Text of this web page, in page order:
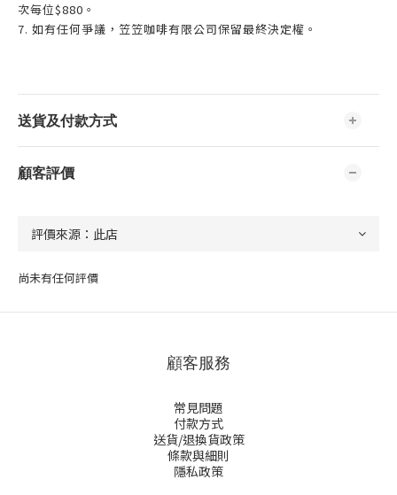
次每位$880。
7. 如有任何爭議，笠笠咖啡有限公司保留最終決定權。
送貨及付款方式
顧客評價
尚未有任何評價
顧客服務
常見問題
付款方式
送貨/退換貨政策
條款與細則
隱私政策